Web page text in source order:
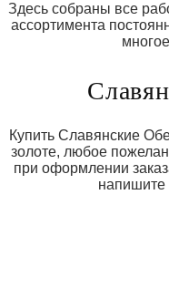
Здесь собраны все
ассортимента
Купить Славянские
золоте, любое
при оформлении